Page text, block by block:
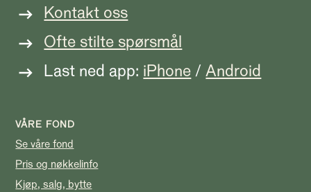
Kontakt oss
Ofte stilte spørsmål
Last ned app: iPhone /Android
VÅRE FOND
Se våre fond
Pris og nøkkelinfo
Kjøp, salg, bytte